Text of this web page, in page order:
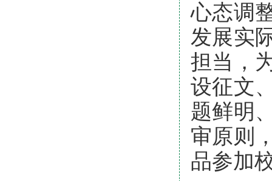
心态调
发展实
担当，
设征文
题鲜明
审原则
品参加